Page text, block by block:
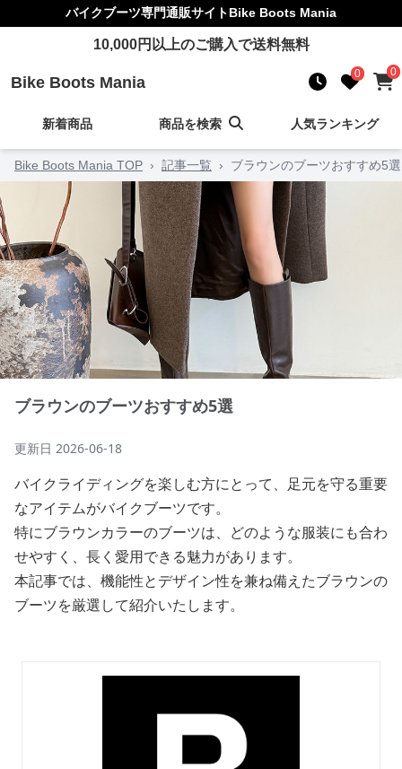
バイクブーツ専門通販サイトBike Boots Mania
10,000円以上のご購入で送料無料
Bike Boots Mania 0 0
新着商品 商品を検索 人気ランキング
Bike Boots Mania TOP › 記事一覧 › ブラウンのブーツおすすめ5選
ブラウンのブーツおすすめ5選
更新日 2026-06-18
バイクライディングを楽しむ方にとって、足元を守る重要
なアイテムがバイクブーツです。
特にブラウンカラーのブーツは、どのような服装にも合わ
せやすく、長く愛用できる魅力があります。
本記事では、機能性とデザイン性を兼ね備えたブラウンの
ブーツを厳選して紹介いたします。